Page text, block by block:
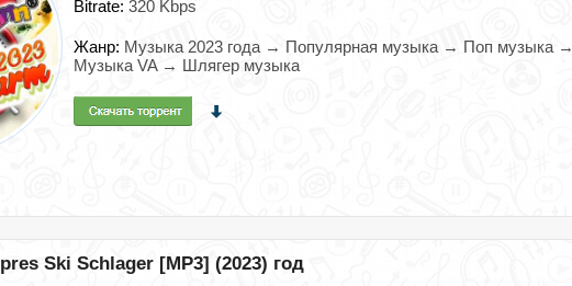
Bitrate: 320 Kbps
Жанр: Музыка 2023 года → Популярная музыка → Поп музыка →
Музыка VA → Шлягер музыка
Ski Schlager [MP3] (2023) год